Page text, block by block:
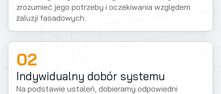
zrozumieć jego potrzeby i oczekiwania względem
żaluzji fasadowych.
02
Indywidualny dobór systemu
Na podstawie ustaleń, dobieramy odpowiedni